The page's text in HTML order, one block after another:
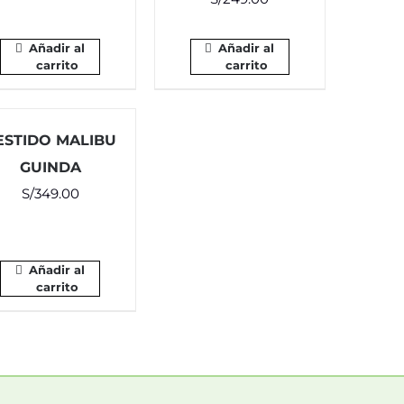
Añadir al
carrito
Añadir al
carrito
MALIBU
GUINDA
S/349.00
Añadir al
carrito